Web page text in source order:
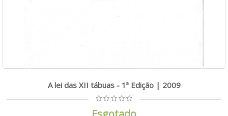
A lei das XII tábuas - 1ª Edição | 2009